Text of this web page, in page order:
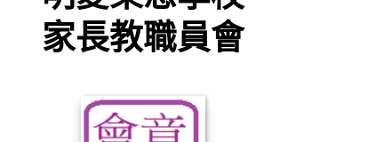
家長教職員會